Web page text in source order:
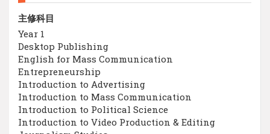
主修科目
Year 1
Desktop Publishing
English for Mass Communication
Entrepreneurship
Introduction to Advertising
Introduction to Mass Communication
Introduction to Political Science
Introduction to Video Production & Editing